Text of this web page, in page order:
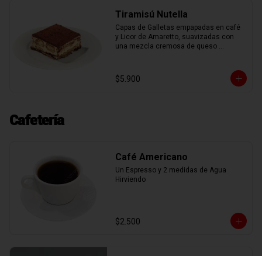
Tiramisú Nutella
Capas de Galletas empapadas en café
y Licor de Amaretto, suavizadas con
una mezcla cremosa de queso
$5.900
Cafetería
Café Americano
Un Espresso y 2 medidas de Agua
Hirviendo
$2.500